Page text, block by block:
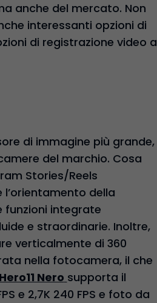
anche del mercato. Non
interessanti opzioni di
di registrazione video a
di immagine più grande,
del marchio. Cosa
Stories/Reels
della
funzioni integrate
e straordinarie. Inoltre,
verticalmente di 360
nella fotocamera, il che
Nero supporta il
e 2,7K 240 FPS e foto da